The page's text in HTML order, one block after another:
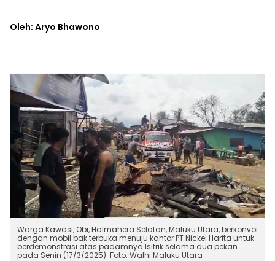
Oleh: Aryo Bhawono
Warga Kawasi, Obi, Halmahera Selatan, Maluku Utara, berkonvoi
dengan mobil bak terbuka menuju kantor PT Nickel Harita untuk
berdemonstrasi atas padamnya lsitrik selama dua pekan
pada Senin (17/3/2025). Foto: Walhi Maluku Utara